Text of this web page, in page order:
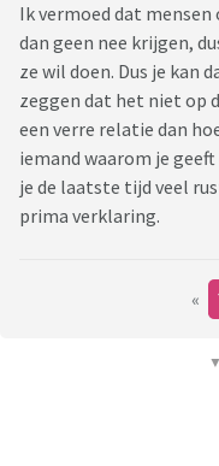
Ik vermoed dat
dan geen nee krijgen,
ze wil doen. Dus je kan
zeggen dat het niet op
een verre relatie dan
iemand waarom je
je de laatste tijd veel
prima verklaring.
«